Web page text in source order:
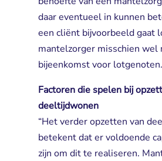
daar eventueel in kunnen
een cliënt bijvoorbeeld gaat
mantelzorger misschien wel
bijeenkomst voor
Factoren die spelen bij
deeltijdwonen
“Het verder opzetten van
betekent dat er voldoende
zijn om dit te realiseren.